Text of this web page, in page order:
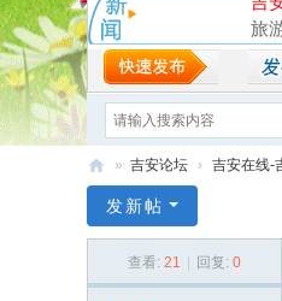
旅
安
» 吉安论坛 › 吉安在线-
发新帖
查看: 21 回复: 0